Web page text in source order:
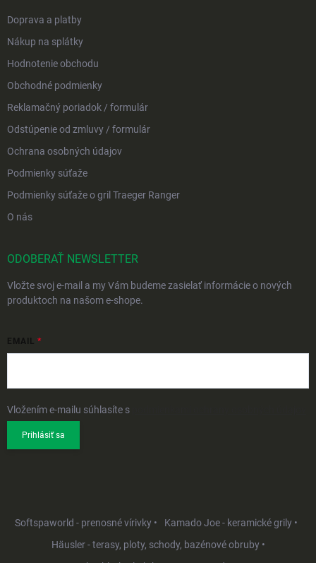
Doprava a platby
Nákup na splátky
Hodnotenie obchodu
Obchodné podmienky
Reklamačný poriadok / formulár
Odstúpenie od zmluvy / formulár
Ochrana osobných údajov
Podmienky súťaže
Podmienky súťaže o gril Traeger Ranger
O nás
ODOBERAŤ NEWSLETTER
Vložte svoj e-mail a my Vám budeme zasielať informácie o nových
produktoch na našom e-shope.
EMAIL
Vložením e-mailu súhlasíte s
Prihlásiť sa
Softspaworld - prenosné vírivky •
Kamado Joe - keramické grily •
Häusler - terasy, ploty, schody, bazénové obruby •